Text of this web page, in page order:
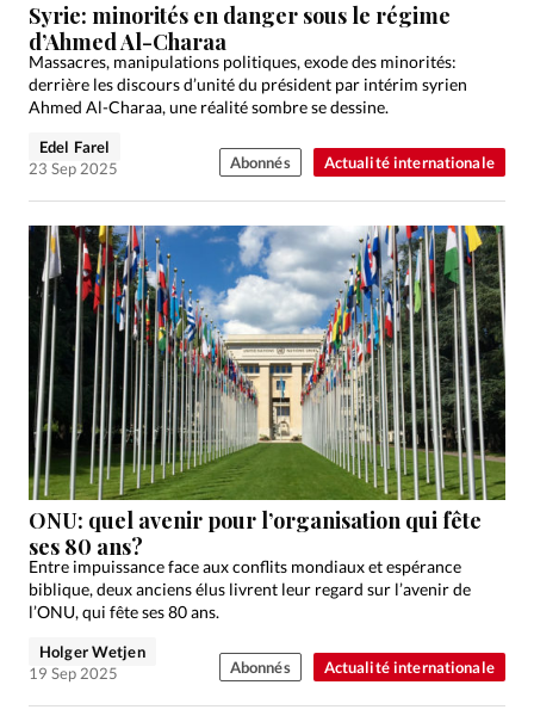
Actualité internationale
Syrie: minorités en danger sous le régime
d’Ahmed Al-Charaa
Massacres, manipulations politiques, exode des minorités:
derrière les discours d’unité du président par intérim syrien
Ahmed Al-Charaa, une réalité sombre se dessine.
Edel Farel
23 Sep 2025
Abonnés
Actualité internationale
ONU: quel avenir pour l’organisation qui fête
ses 80 ans?
Entre impuissance face aux conflits mondiaux et espérance
biblique, deux anciens élus livrent leur regard sur l’avenir de
l’ONU, qui fête ses 80 ans.
Holger Wetjen
19 Sep 2025
Abonnés